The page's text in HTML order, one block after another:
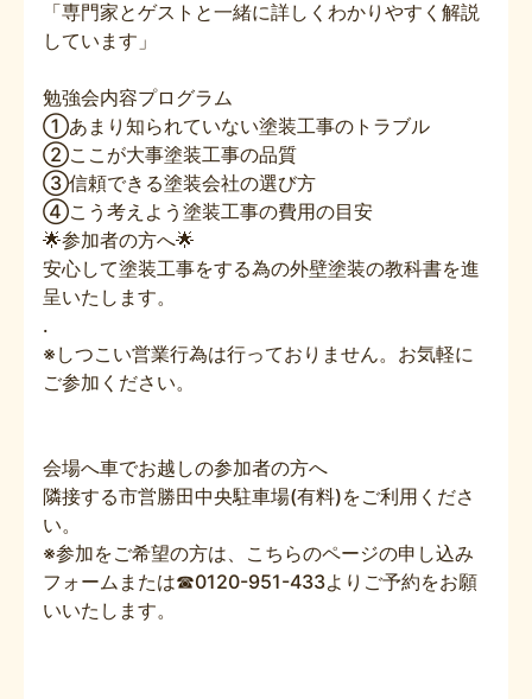
「専門家とゲストと一緒に詳しくわかりやすく解説
しています」
勉強会内容プログラム
①あまり知られていない塗装工事のトラブル
②ここが大事塗装工事の品質
③信頼できる塗装会社の選び方
④こう考えよう塗装工事の費用の目安
🌟参加者の方へ🌟
安心して塗装工事をする為の外壁塗装の教科書を進
呈いたします。
.
※しつこい営業行為は行っておりません。お気軽に
ご参加ください。
会場へ車でお越しの参加者の方へ
隣接する市営勝田中央駐車場(有料)をご利用くださ
い。
※参加をご希望の方は、こちらのページの申し込み
フォームまたは☎0120-951-433よりご予約をお願
いいたします。